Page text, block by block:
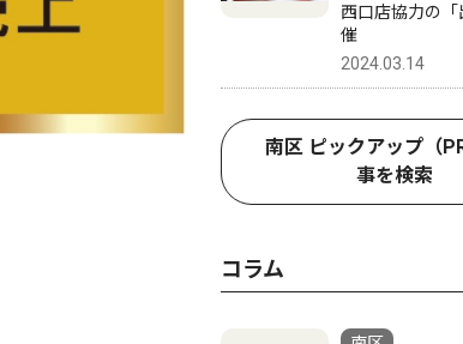
西口店協力の
催
2024.03.14
南区 ピックアップ（
事を検索
コラム